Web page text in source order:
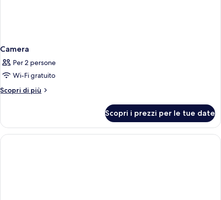
Camera
Per 2 persone
Wi-Fi gratuito
Scopri di più
Altri
Scopri i prezzi per le tue date